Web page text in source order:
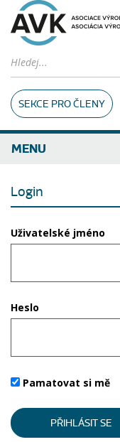
SEKCE PRO ČLENY
MENU
Login
Uživatelské jméno
Heslo
Pamatovat si mě